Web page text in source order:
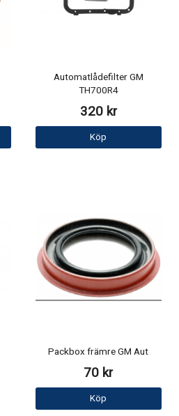
Automatlådefilter GM
TH700R4
320 kr
Köp
Packbox främre GM Aut
70 kr
Köp